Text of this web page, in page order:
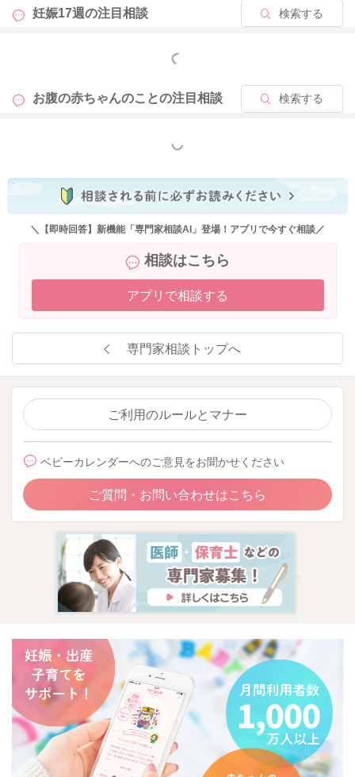
妊娠17週の注目相談 検索する
もっと見る
お腹の赤ちゃんのことの注目相談 検索する
もっと見る
＼【即時回答】新機能「専門家相談AI」登場！アプリで今すぐ相談／
相談はこちら
アプリで相談する
専門家相談トップへ
ご利用のルールとマナー
ベビーカレンダーへのご意見をお聞かせください
ご質問・お問い合わせはこちら